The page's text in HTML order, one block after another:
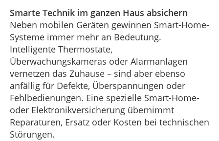
Smarte Technik im ganzen Haus absichern
Neben mobilen Geräten gewinnen Smart-Home-
Systeme immer mehr an Bedeutung.
Intelligente Thermostate,
Überwachungskameras oder Alarmanlagen
vernetzen das Zuhause – sind aber ebenso
anfällig für Defekte, Überspannungen oder
Fehlbedienungen. Eine spezielle Smart-Home-
oder Elektronikversicherung übernimmt
Reparaturen, Ersatz oder Kosten bei technischen
Störungen.